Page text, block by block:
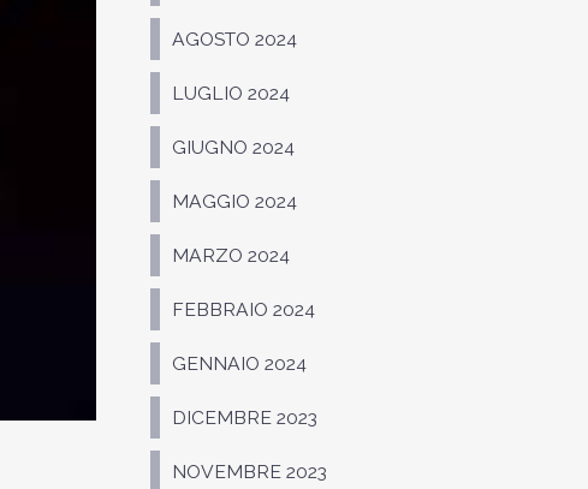
AGOSTO 2024
LUGLIO 2024
GIUGNO 2024
MAGGIO 2024
MARZO 2024
FEBBRAIO 2024
GENNAIO 2024
DICEMBRE 2023
NOVEMBRE 2023